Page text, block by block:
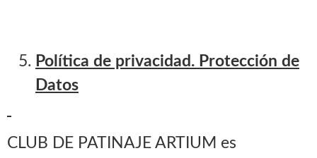
Política de privacidad. Protección de
Datos
CLUB DE PATINAJE ARTIUM es